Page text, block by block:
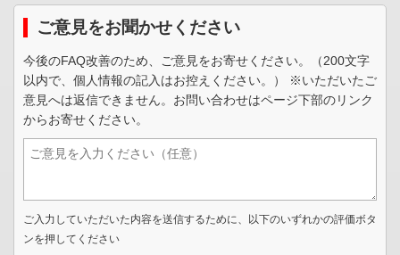
ご意見をお聞かせください
今後のFAQ改善のため、ご意見をお寄せください。（200文字
以内で、個人情報の記入はお控えください。） ※いただいたご
意見へは返信できません。お問い合わせはページ下部のリンク
からお寄せください。
ご入力していただいた内容を送信するために、以下のいずれかの評価ボタ
ンを押してください